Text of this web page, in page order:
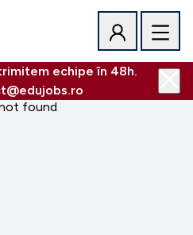
echipe în 48h.
found